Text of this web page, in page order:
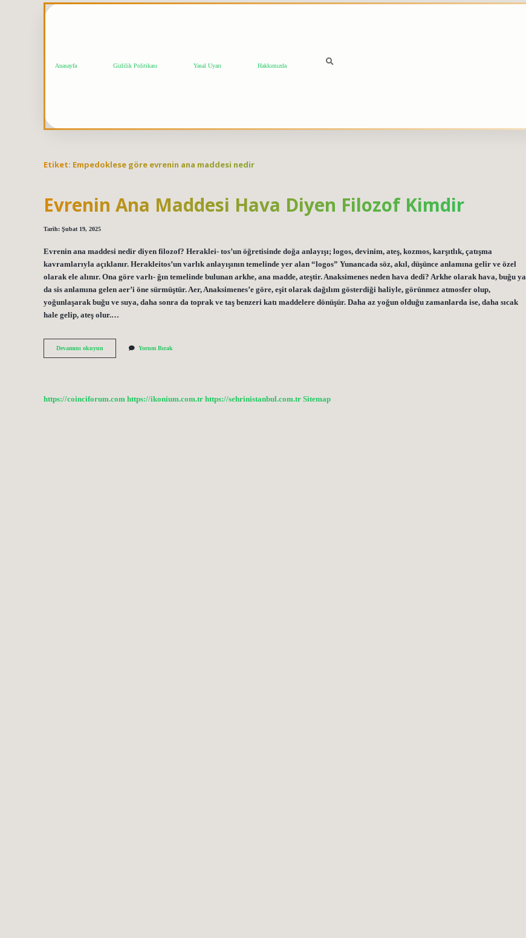
Anasayfa Gizlilik Politikası Yasal Uyarı Hakkımızda
Etiket: Empedoklese göre evrenin ana maddesi nedir
Evrenin Ana Maddesi Hava Diyen Filozof Kimdir
Tarih: Şubat 19, 2025
Evrenin ana maddesi nedir diyen filozof? Heraklei- tos’un öğretisinde doğa anlayışı; logos, devinim, ateş, kozmos, karşıtlık, çatışma
kavramlarıyla açıklanır. Herakleitos’un varlık anlayışının temelinde yer alan “logos” Yunancada söz, akıl, düşünce anlamına gelir ve özel
olarak ele alınır. Ona göre varlı- ğın temelinde bulunan arkhe, ana madde, ateştir. Anaksimenes neden hava dedi? Arkhe olarak hava, buğu ya
da sis anlamına gelen aer’i öne sürmüştür. Aer, Anaksimenes’e göre, eşit olarak dağılım gösterdiği haliyle, görünmez atmosfer olup,
yoğunlaşarak buğu ve suya, daha sonra da toprak ve taş benzeri katı maddelere dönüşür. Daha az yoğun olduğu zamanlarda ise, daha sıcak
hale gelip, ateş olur.…
Devamını okuyun
Ana
Kimdir
Yorum Bırak
https://coinciforum.com https://ikonium.com.tr https://sehrinistanbul.com.tr Sitemap